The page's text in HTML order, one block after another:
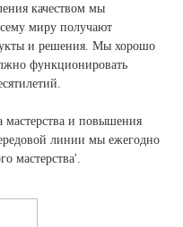
качеством мы
миру получают
и решения. Мы хорошо
функционировать
мастерства и повышения
линии мы ежегодно
мастерства'.